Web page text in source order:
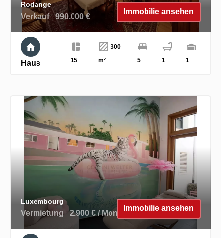
Rodange
Verkauf 990.000 €
Immobilie ansehen
Haus 15
300
m²
5 1 1
Luxembourg
Vermietung 2.900 € / Monat
Immobilie ansehen